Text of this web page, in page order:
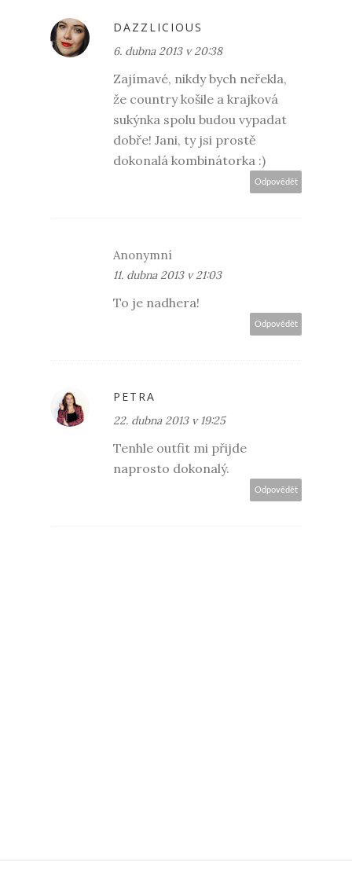
DAZZLICIOUS
6. dubna 2013 v 20:38
Zajímavé, nikdy bych neřekla,
že country košile a krajková
sukýnka spolu budou vypadat
dobře! Jani, ty jsi prostě
dokonalá kombinátorka :)
Odpovědět
Anonymní
11. dubna 2013 v 21:03
To je nadhera!
Odpovědět
PETRA
22. dubna 2013 v 19:25
Tenhle outfit mi přijde
naprosto dokonalý.
Odpovědět